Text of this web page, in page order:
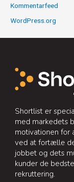
Kommentarfeed
WordPress.org
Shortlist er
med markedets
motivationen for
ved at fortælle
jobbet og dets
kunder de
rekruttering.